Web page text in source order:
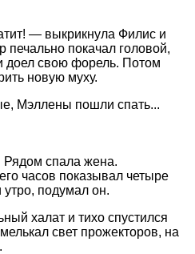
— выкрикнула Филис и
печально покачал головой,
свою форель. Потом
новую муху.
Мэллены пошли спать...
Рядом спала жена.
часов показывал четыре
утро, подумал он.
халат и тихо спустился
свет прожекторов, на